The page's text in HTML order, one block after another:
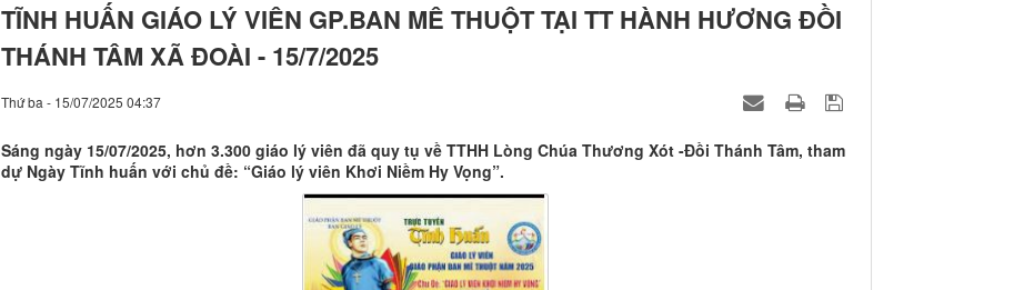
TĨNH HUẤN GIÁO LÝ VIÊN GP.BAN MÊ THUỘT TẠI TT HÀNH HƯƠNG ĐỒI
THÁNH TÂM XÃ ĐOÀI - 15/7/2025
Thứ ba - 15/07/2025 04:37
Sáng ngày 15/07/2025, hơn 3.300 giáo lý viên đã quy tụ về TTHH Lòng Chúa Thương Xót -Đồi Thánh Tâm, tham
dự Ngày Tĩnh huấn với chủ đề: “Giáo lý viên Khơi Niềm Hy Vọng”.